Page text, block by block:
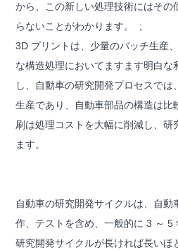
から、この新しい処理技術にはその
らないことがわかります。 ;
3D プリントは、少量のバッチ生産
な構造処理においてますます明白な
し、自動車の研究開発プロセスで
生産であり、自動車部品の構造は比
刷は処理コストを大幅に削減し、研
ます。
自動車の研究開発サイクルは、自
作、テストを含め、一般的に 3 ～ 5
研究開発サイクルが長ければ長いほ